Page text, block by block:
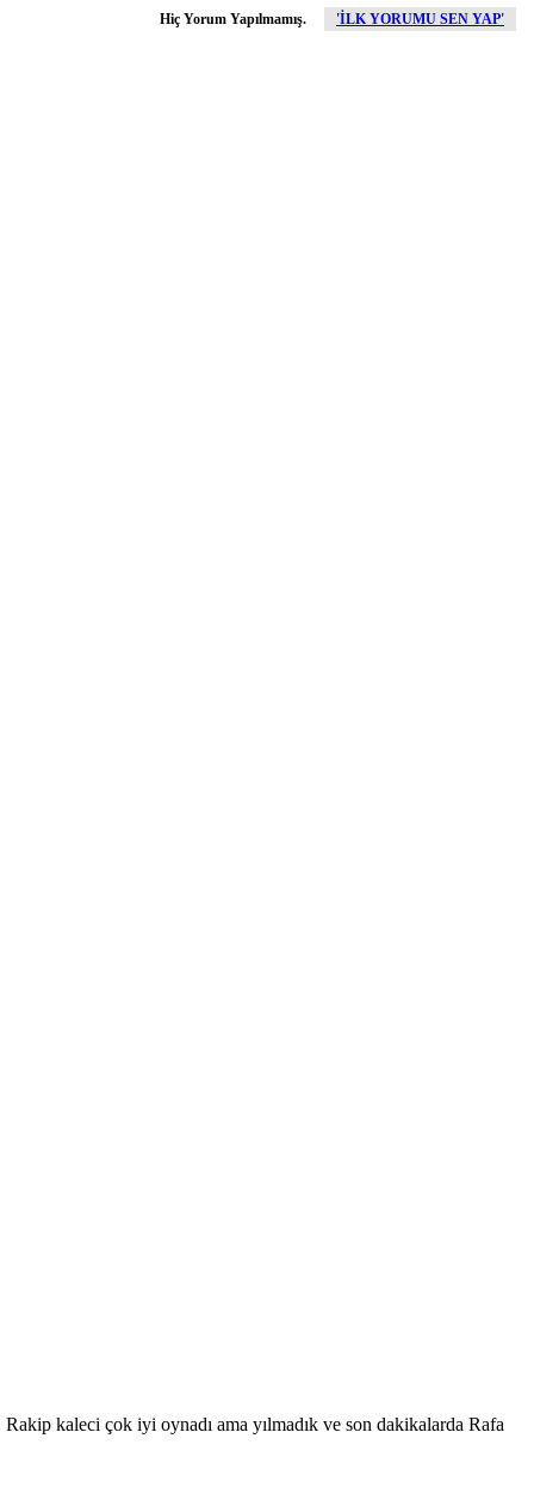
kaleci çok iyi oynadı ama yılmadık ve son dakikalarda Rafa
Hiç Yorum Yapılmamış. 'İLK YORUMU SEN YAP'